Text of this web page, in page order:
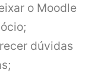
o Moodle
dúvidas